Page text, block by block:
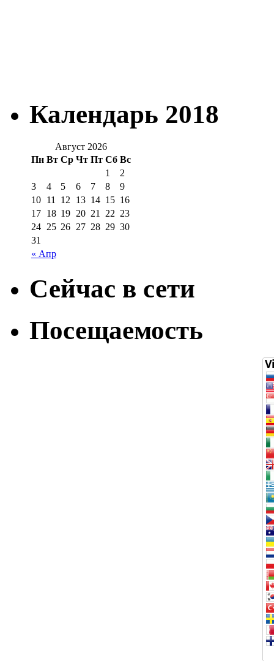
Календарь 2018
Август 2026
Пн Вт Ср Чт Пт Сб Вс
« Апр
1
2
3
4 5 6 7 8
9
10 11 12 13 14 15 16
17 18 19 20 21 22 23
24 25 26 27 28 29 30
31
Сейчас в сети
Посещаемость